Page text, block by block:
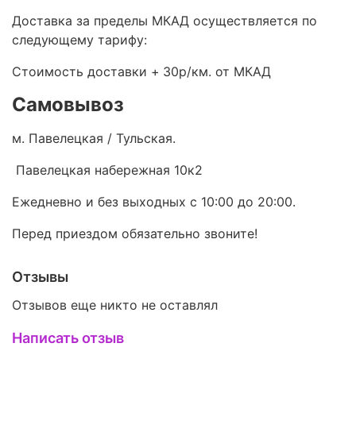
Доставка за пределы МКАД осуществляется по
следующему тарифу:
Стоимость доставки + 30р/км. от МКАД
Самовывоз
м. Павелецкая / Тульская.
Павелецкая набережная 10к2
Ежедневно и без выходных с 10:00 до 20:00.
Перед приездом обязательно звоните!
Отзывы
Отзывов еще никто не оставлял
Написать отзыв